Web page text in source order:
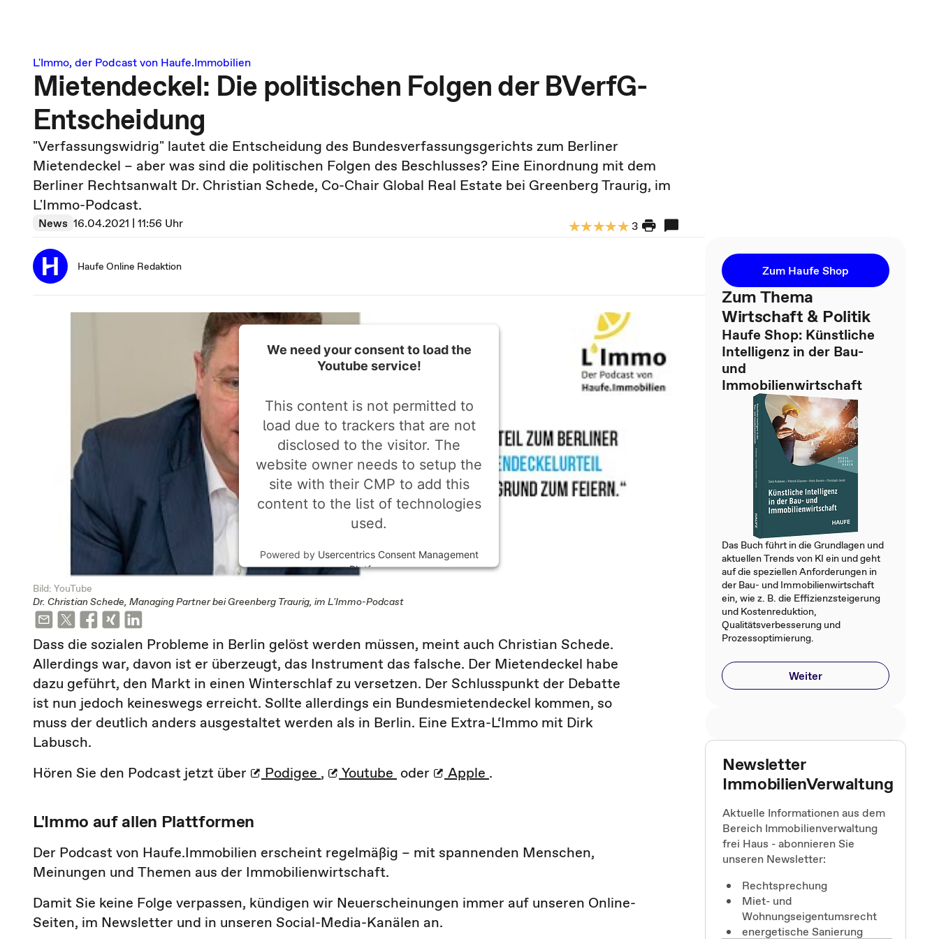
L'Immo, der Podcast von Haufe.Immobilien
Mietendeckel: Die politischen Folgen der BVerfG-
Entscheidung
"Verfassungswidrig" lautet die Entscheidung des Bundesverfassungsgerichts zum Berliner
Mietendeckel – aber was sind die politischen Folgen des Beschlusses? Eine Einordnung mit dem
Berliner Rechtsanwalt Dr. Christian Schede, Co-Chair Global Real Estate bei Greenberg Traurig, im
L'Immo-Podcast.
News 16.04.2021 | 11:56 Uhr 3
Haufe Online Redaktion
We need your consent to load the
Youtube service!
This content is not permitted to
load due to trackers that are not
disclosed to the visitor. The
website owner needs to setup the
site with their CMP to add this
content to the list of technologies
used.
Powered by Usercentrics Consent Management
Platform
Bild: YouTube
Dr. Christian Schede, Managing Partner bei Greenberg Traurig, im L'Immo-Podcast
Dass die sozialen Probleme in Berlin gelöst werden müssen, meint auch Christian Schede.
Allerdings war, davon ist er überzeugt, das Instrument das falsche. Der Mietendeckel habe
dazu geführt, den Markt in einen Winterschlaf zu versetzen. Der Schlusspunkt der Debatte
ist nun jedoch keineswegs erreicht. Sollte allerdings ein Bundesmietendeckel kommen, so
muss der deutlich anders ausgestaltet werden als in Berlin. Eine Extra-L‘Immo mit Dirk
Labusch.
Hören Sie den Podcast jetzt über
Podigee , Youtube oder Apple .
L'Immo auf allen Plattformen
Der Podcast von Haufe.Immobilien erscheint regelmäßig – mit spannenden Menschen,
Meinungen und Themen aus der Immobilienwirtschaft.
Damit Sie keine Folge verpassen, kündigen wir Neuerscheinungen immer auf unseren Online-
Seiten, im Newsletter und in unseren Social-Media-Kanälen an.
Zum Haufe Shop
Zum Thema
Wirtschaft & Politik
Haufe Shop: Künstliche
Intelligenz in der Bau-
und
Immobilienwirtschaft
Das Buch führt in die Grundlagen und
aktuellen Trends von KI ein und geht
auf die speziellen Anforderungen in
der Bau- und Immobilienwirtschaft
ein, wie z. B. die Effizienzsteigerung
und Kostenreduktion,
Qualitätsverbesserung und
Prozessoptimierung.
Weiter
Newsletter
ImmobilienVerwaltung
Aktuelle Informationen aus dem
Bereich Immobilienverwaltung
frei Haus - abonnieren Sie
unseren Newsletter:
Rechtsprechung
Miet- und
Wohnungseigentumsrecht
energetische Sanierung